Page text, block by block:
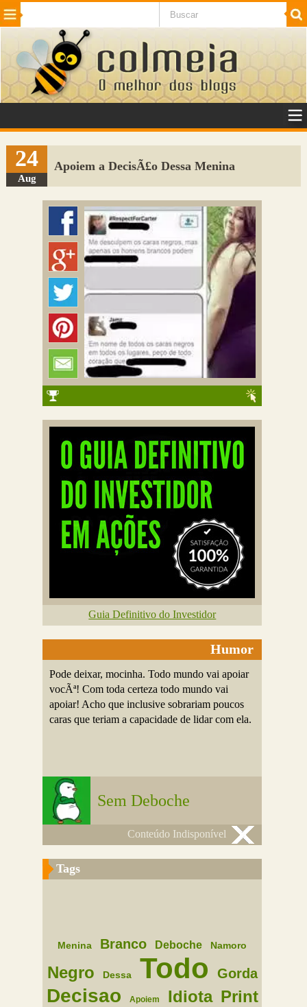
Beleza Cinema e TV
Internet Jogos NotÃ­cias SaÃºde
VeÃ­culos Adulto
Sugerir Link
Adicionar Blog
Colmeia Exchange
Perguntas Frequentes
24
Aug
Apoiem a DecisÃ£o Dessa Menina
Guia Definitivo do Investidor
Humor
Pode deixar, mocinha. Todo mundo vai apoiar
vocÃª! Com toda certeza todo mundo vai
apoiar! Acho que inclusive sobrariam poucos
caras que teriam a capacidade de lidar com ela.
Sem Deboche
Conteúdo Indisponível
Tags
Menina Branco Deboche Namoro
Negro Dessa Todo Gorda
Decisao Apoiem Idiota Print